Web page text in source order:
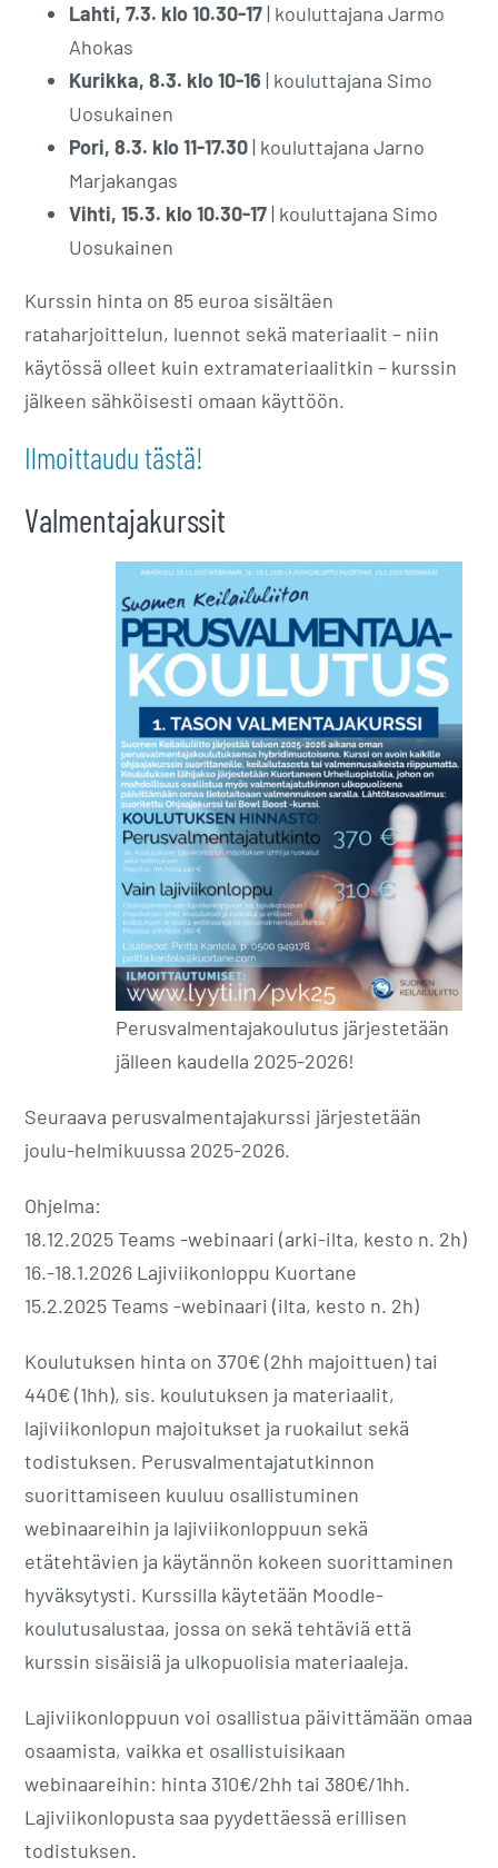
Lahti, 7.3. klo 10.30-17| kouluttajana Jarmo
Ahokas
Kurikka, 8.3. klo 10-16 | kouluttajana Simo
Uosukainen
Pori, 8.3. klo 11-17.30| kouluttajana Jarno
Marjakangas
Vihti, 15.3. klo 10.30-17| kouluttajana Simo
Uosukainen
Kurssin hinta on 85 euroa sisältäen
rataharjoittelun, luennot sekä materiaalit – niin
käytössä olleet kuin extramateriaalitkin – kurssin
jälkeen sähköisesti omaan käyttöön.
Ilmoittaudu tästä!
Valmentajakurssit
Perusvalmentajakoulutus järjestetään
jälleen kaudella 2025-2026!
Seuraava perusvalmentajakurssi järjestetään
joulu-helmikuussa 2025-2026.
Ohjelma:
18.12.2025 Teams -webinaari (arki-ilta, kesto n. 2h)
16.-18.1.2026 Lajiviikonloppu Kuortane
15.2.2025 Teams -webinaari (ilta, kesto n. 2h)
Koulutuksen hinta on 370€ (2hh majoittuen) tai
440€ (1hh), sis. koulutuksen ja materiaalit,
lajiviikonlopun majoitukset ja ruokailut sekä
todistuksen. Perusvalmentajatutkinnon
suorittamiseen kuuluu osallistuminen
webinaareihin ja lajiviikonloppuun sekä
etätehtävien ja käytännön kokeen suorittaminen
hyväksytysti. Kurssilla käytetään Moodle-
koulutusalustaa, jossa on sekä tehtäviä että
kurssin sisäisiä ja ulkopuolisia materiaaleja.
Lajiviikonloppuun voi osallistua päivittämään omaa
osaamista, vaikka et osallistuisikaan
webinaareihin: hinta 310€/2hh tai 380€/1hh.
Lajiviikonlopusta saa pyydettäessä erillisen
todistuksen.